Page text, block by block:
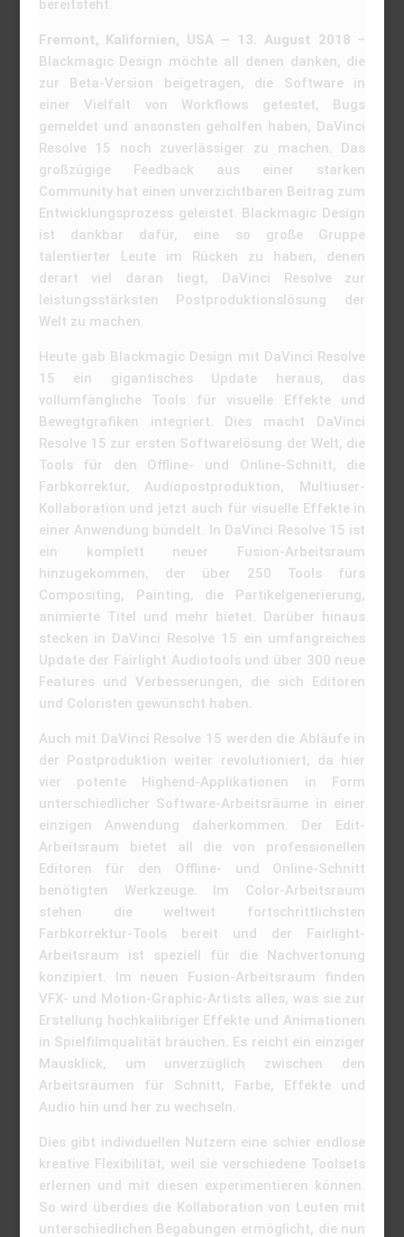
bereitsteht.
Fremont, Kalifornien, USA – 13. August 2018 –
Blackmagic Design möchte all denen danken, die
zur Beta-Version beigetragen, die Software in
einer Vielfalt von Workflows getestet, Bugs
gemeldet und ansonsten geholfen haben, DaVinci
Resolve 15 noch zuverlässiger zu machen. Das
großzügige Feedback aus einer starken
Community hat einen unverzichtbaren Beitrag zum
Entwicklungsprozess geleistet. Blackmagic Design
ist dankbar dafür, eine so große Gruppe
talentierter Leute im Rücken zu haben, denen
derart viel daran liegt, DaVinci Resolve zur
leistungsstärksten Postproduktionslösung der
Welt zu machen.
Heute gab Blackmagic Design mit DaVinci Resolve
15 ein gigantisches Update heraus, das
vollumfängliche Tools für visuelle Effekte und
Bewegtgrafiken integriert. Dies macht DaVinci
Resolve 15 zur ersten Softwarelösung der Welt, die
Tools für den Offline- und Online-Schnitt, die
Farbkorrektur, Audiopostproduktion, Multiuser-
Kollaboration und jetzt auch für visuelle Effekte in
einer Anwendung bündelt. In DaVinci Resolve 15 ist
ein komplett neuer Fusion-Arbeitsraum
hinzugekommen, der über 250 Tools fürs
Compositing, Painting, die Partikelgenerierung,
animierte Titel und mehr bietet. Darüber hinaus
stecken in DaVinci Resolve 15 ein umfangreiches
Update der Fairlight Audiotools und über 300 neue
Features und Verbesserungen, die sich Editoren
und Coloristen gewünscht haben.
Auch mit DaVinci Resolve 15 werden die Abläufe in
der Postproduktion weiter revolutioniert, da hier
vier potente Highend-Applikationen in Form
unterschiedlicher Software-Arbeitsräume in einer
einzigen Anwendung daherkommen. Der Edit-
Arbeitsraum bietet all die von professionellen
Editoren für den Offline- und Online-Schnitt
benötigten Werkzeuge. Im Color-Arbeitsraum
stehen die weltweit fortschrittlichsten
Farbkorrektur-Tools bereit und der Fairlight-
Arbeitsraum ist speziell für die Nachvertonung
konzipiert. Im neuen Fusion-Arbeitsraum finden
VFX- und Motion-Graphic-Artists alles, was sie zur
Erstellung hochkalibriger Effekte und Animationen
in Spielfilmqualität brauchen. Es reicht ein einziger
Mausklick, um unverzüglich zwischen den
Arbeitsräumen für Schnitt, Farbe, Effekte und
Audio hin und her zu wechseln.
Dies gibt individuellen Nutzern eine schier endlose
kreative Flexibilität, weil sie verschiedene Toolsets
erlernen und mit diesen experimentieren können.
So wird überdies die Kollaboration von Leuten mit
unterschiedlichen Begabungen ermöglicht, die nun